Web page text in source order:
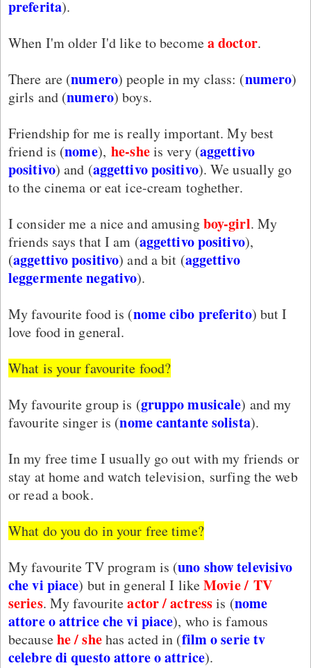
preferita).
When I'm older I'd like to becomea doctor.
There are (numero) people in my class: (numero)
girls and (numero) boys.
Friendship for me is really important. My best
friend is (nome),he-sheis very (aggettivo
positivo) and (aggettivo positivo). We usually go
to the cinema or eat ice-cream toghether.
I consider me a nice and amusingboy-girl. My
friends says that I am (aggettivo positivo),
(aggettivo positivo) and a bit (aggettivo
leggermente negativo).
My favourite food is (nome cibo preferito) but I
love food in general.
What is your favourite food?
My favourite group is (gruppo musicale) and my
favourite singer is (nome cantante solista).
In my free time I usually go out with my friends or
stay at home and watch television, surfing the web
or read a book.
What do you do in your free time?
My favourite TV program is (uno show televisivo
che vi piace) but in general I likeMovie / TV
series. My favouriteactor / actressis (nome
attore o attrice che vi piace), who is famous
becausehe / shehas acted in (film o serie tv
celebre di questo attore o attrice).